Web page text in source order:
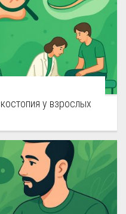
у взрослых